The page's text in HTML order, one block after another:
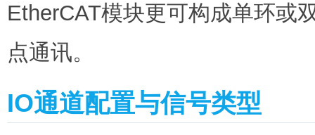
EtherCAT模块更可构成单环或
点通讯。
IO通道配置与信号类型